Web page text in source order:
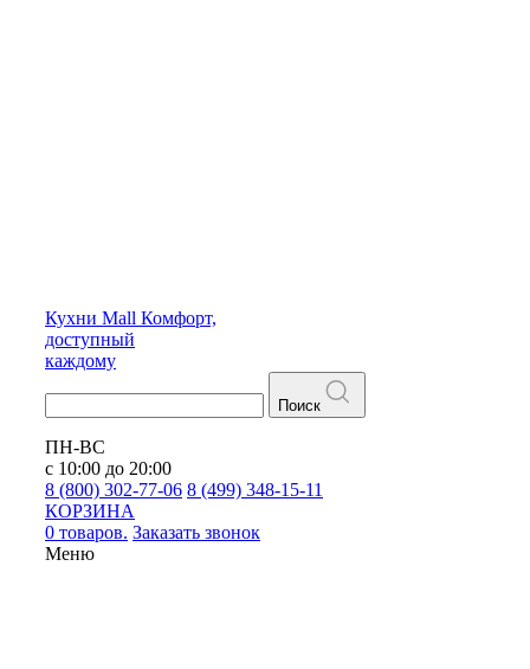
Кухни Mall Комфорт,
доступный
каждому
Поиск
ПН-ВС
с 10:00 до 20:00
8 (800) 302-77-06 8 (499) 348-15-11
КОРЗИНА
0 товаров. Заказать звонок
Меню